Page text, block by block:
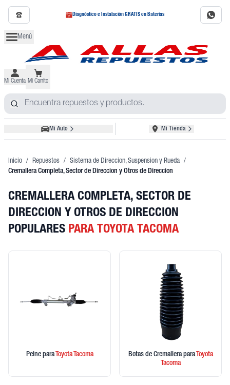
Diagnóstico e Instalación GRATIS en Baterías
Menú
Mi Cuenta Mi Carrito
Mi Auto Mi Tienda
Inicio / Repuestos / Sistema de Direccion, Suspension y Rueda /
Cremallera Completa, Sector de Direccion y Otros de Direccion
CREMALLERA COMPLETA, SECTOR DE
DIRECCION Y OTROS DE DIRECCION
POPULARES PARA TOYOTA TACOMA
Peine para ToyotaTacoma Botas de Cremallera para Toyota
Tacoma